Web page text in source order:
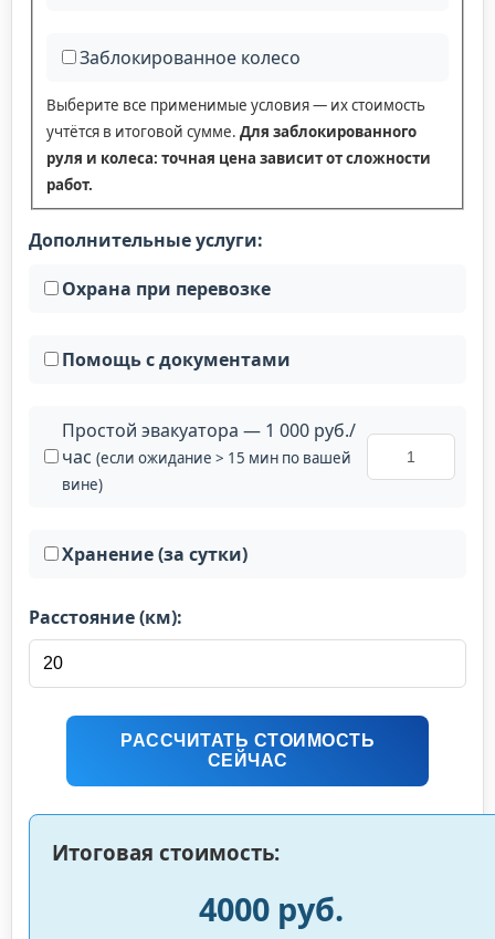
Заблокированное колесо
Выберите все применимые условия — их стоимость
учтётся в итоговой сумме. Для заблокированного
руля и колеса: точная цена зависит от сложности
работ.
Дополнительные услуги:
Охрана при перевозке
Помощь с документами
Простой эвакуатора — 1 000 руб./
час (если ожидание > 15 мин по вашей
вине)
Хранение (за сутки)
Расстояние (км):
РАССЧИТАТЬ СТОИМОСТЬ
СЕЙЧАС
Итоговая стоимость:
4000 руб.